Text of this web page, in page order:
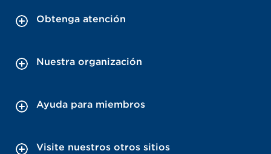
Obtenga atención
Nuestra organización
Ayuda para miembros
Visite nuestros otros sitios